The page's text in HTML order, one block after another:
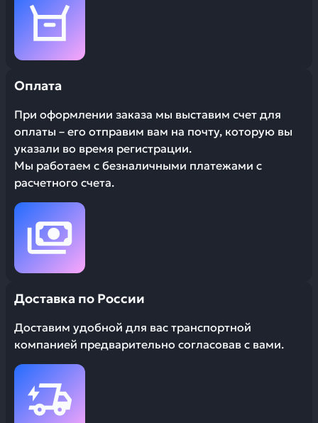
Оплата
При оформлении заказа мы выставим счет для
оплаты – его отправим вам на почту, которую вы
указали во время регистрации.
Мы работаем с безналичными платежами с
расчетного счета.
Доставка по России
Доставим удобной для вас транспортной
компанией предварительно согласовав с вами.